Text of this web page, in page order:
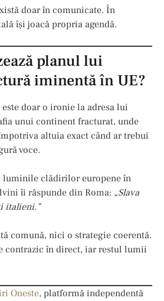
doar în comunicate. În
își joacă propria agendă.
planul lui
iminentă în UE?
doar o ironie la adresa lui
unui continent fracturat, unde
altuia exact când ar trebui
voce.
luminile clădirilor europene în
îi răspunde din Roma: „Slava
italieni.”
comună, nici o strategie coerentă.
contrazic în direct, iar restul lumii
Oneste, platformă independentă